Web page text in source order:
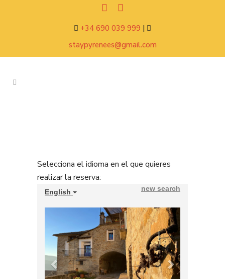
+34 690 039 999 |
staypyrenees@gmail.com
Selecciona el idioma en el que quieres
realizar la reserva: